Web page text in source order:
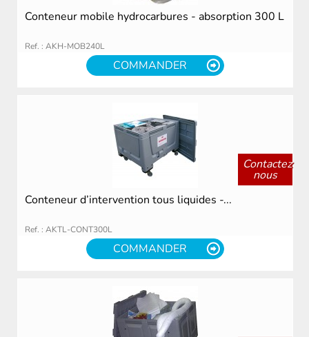
Conteneur mobile hydrocarbures - absorption 300 L
Ref. : AKH-MOB240L
COMMANDER
Contactez
nous
Conteneur d’intervention tous liquides -...
Ref. : AKTL-CONT300L
COMMANDER